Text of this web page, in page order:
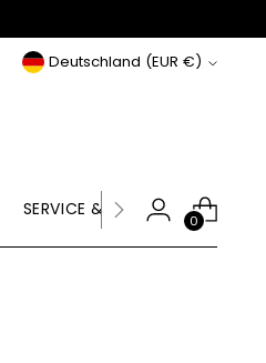
Währung Deutschland (EUR €)
SERVICE & HILFE
0